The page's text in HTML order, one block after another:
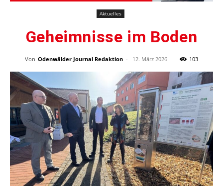
Aktuelles
Geheimnisse im Boden
Von Odenwälder Journal Redaktion - 12. März 2026 103